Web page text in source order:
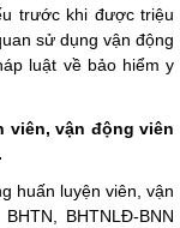
trước khi được triệu
sử dụng vận động
luật về bảo hiểm y
viên, vận động viên
huấn luyện viên, vận
BHTNLĐ-BNN